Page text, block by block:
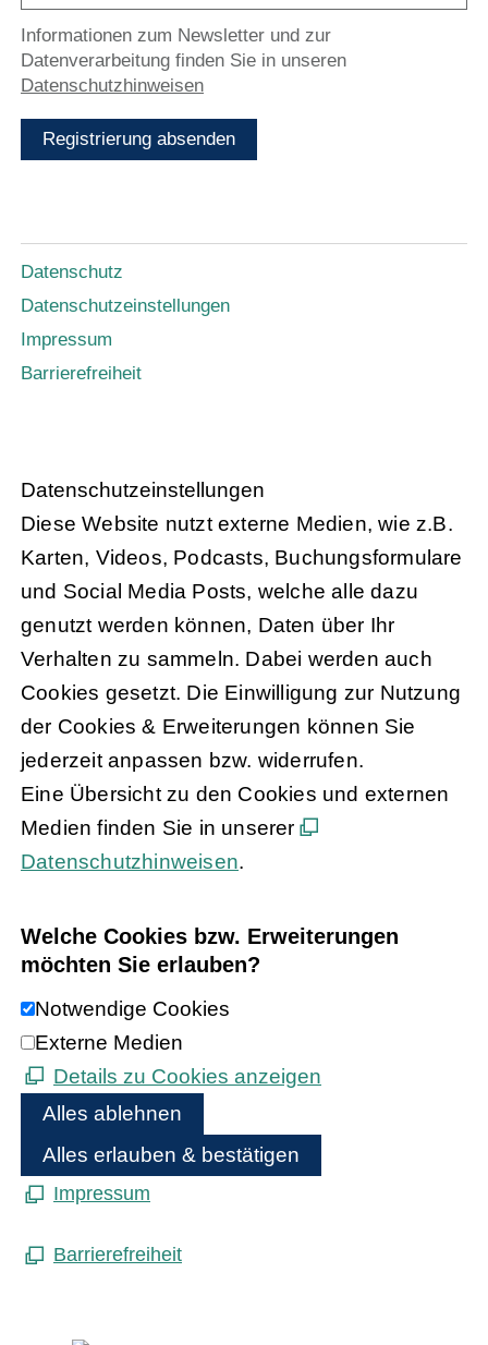
Informationen zum Newsletter und zur
Datenverarbeitung finden Sie in unseren
Datenschutzhinweisen
Registrierung absenden
Datenschutz
Datenschutzeinstellungen
Impressum
Barrierefreiheit
Daten­schutz­ein­stel­lun­gen
Diese Website nutzt externe Medien, wie z.B.
Karten, Videos, Podcasts, Buchungsformulare
und Social Media Posts, welche alle dazu
genutzt werden können, Daten über Ihr
Verhalten zu sammeln. Dabei werden auch
Cookies gesetzt. Die Einwilligung zur Nutzung
der Cookies & Erweiterungen können Sie
jederzeit anpassen bzw. widerrufen.
Eine Übersicht zu den Cookies und externen
Medien finden Sie in unserer
Datenschutzhinweisen.
Welche Cookies bzw. Erweiterungen
möchten Sie erlauben?
Notwendige Cookies
Externe Medien
Details zu Cookies anzeigen
Alles ablehnen
Alles erlauben & bestätigen
Impressum
Barrierefreiheit